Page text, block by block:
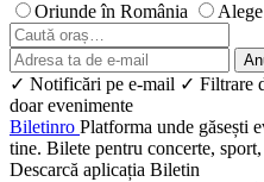
Oriunde în România
✓ Notificări pe e-mail ✓ Filtrare
doar evenimente
Biletinro Platforma unde găsești
tine. Bilete pentru concerte,
Descarcă aplicația Biletin